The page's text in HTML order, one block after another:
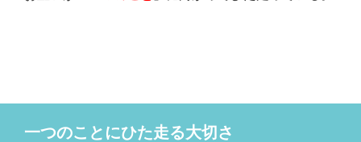
一つのことにひた走る大切さ